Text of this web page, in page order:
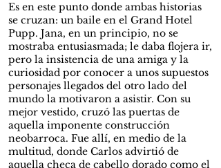
Es en este punto donde ambas historias
se cruzan: un baile en el Grand Hotel
Pupp. Jana, en un principio, no se
mostraba entusiasmada; le daba flojera ir,
pero la insistencia de una amiga y la
curiosidad por conocer a unos supuestos
personajes llegados del otro lado del
mundo la motivaron a asistir. Con su
mejor vestido, cruzó las puertas de
aquella imponente construcción
neobarroca. Fue allí, en medio de la
multitud, donde Carlos advirtió de
aquella checa de cabello dorado como el